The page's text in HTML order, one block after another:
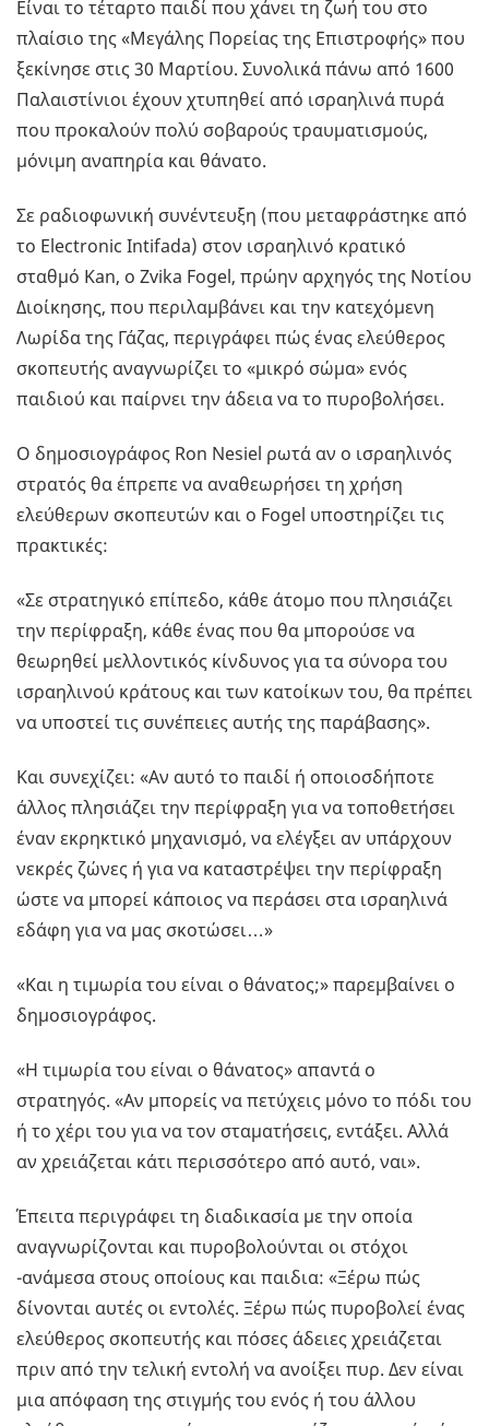
Είναι το τέταρτο παιδί που χάνει τη ζωή του στο
πλαίσιο της «Μεγάλης Πορείας της Επιστροφής» που
ξεκίνησε στις 30 Μαρτίου. Συνολικά πάνω από 1600
Παλαιστίνιοι έχουν χτυπηθεί από ισραηλινά πυρά
που προκαλούν πολύ σοβαρούς τραυματισμούς,
μόνιμη αναπηρία και θάνατο.
Σε ραδιοφωνική συνέντευξη (που μεταφράστηκε από
το Electronic Intifada) στον ισραηλινό κρατικό
σταθμό Kan, ο Zvika Fogel, πρώην αρχηγός της Νοτίου
Διοίκησης, που περιλαμβάνει και την κατεχόμενη
Λωρίδα της Γάζας, περιγράφει πώς ένας ελεύθερος
σκοπευτής αναγνωρίζει το «μικρό σώμα» ενός
παιδιού και παίρνει την άδεια να το πυροβολήσει.
Ο δημοσιογράφος Ron Nesiel ρωτά αν ο ισραηλινός
στρατός θα έπρεπε να αναθεωρήσει τη χρήση
ελεύθερων σκοπευτών και ο Fogel υποστηρίζει τις
πρακτικές:
«Σε στρατηγικό επίπεδο, κάθε άτομο που πλησιάζει
την περίφραξη, κάθε ένας που θα μπορούσε να
θεωρηθεί μελλοντικός κίνδυνος για τα σύνορα του
ισραηλινού κράτους και των κατοίκων του, θα πρέπει
να υποστεί τις συνέπειες αυτής της παράβασης».
Και συνεχίζει: «Αν αυτό το παιδί ή οποιοσδήποτε
άλλος πλησιάζει την περίφραξη για να τοποθετήσει
έναν εκρηκτικό μηχανισμό, να ελέγξει αν υπάρχουν
νεκρές ζώνες ή για να καταστρέψει την περίφραξη
ώστε να μπορεί κάποιος να περάσει στα ισραηλινά
εδάφη για να μας σκοτώσει…»
«Και η τιμωρία του είναι ο θάνατος;» παρεμβαίνει ο
δημοσιογράφος.
«Η τιμωρία του είναι ο θάνατος» απαντά ο
στρατηγός. «Αν μπορείς να πετύχεις μόνο το πόδι του
ή το χέρι του για να τον σταματήσεις, εντάξει. Αλλά
αν χρειάζεται κάτι περισσότερο από αυτό, ναι».
Έπειτα περιγράφει τη διαδικασία με την οποία
αναγνωρίζονται και πυροβολούνται οι στόχοι
-ανάμεσα στους οποίους και παιδια: «Ξέρω πώς
δίνονται αυτές οι εντολές. Ξέρω πώς πυροβολεί ένας
ελεύθερος σκοπευτής και πόσες άδειες χρειάζεται
πριν από την τελική εντολή να ανοίξει πυρ. Δεν είναι
μια απόφαση της στιγμής του ενός ή του άλλου